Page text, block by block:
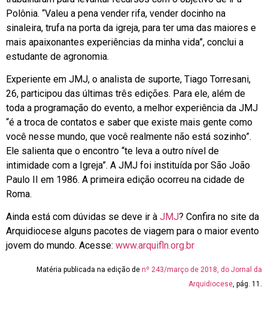
Polônia. “Valeu a pena vender rifa, vender docinho na
sinaleira, trufa na porta da igreja, para ter uma das maiores e
mais apaixonantes experiências da minha vida”, conclui a
estudante de agronomia.
Experiente em JMJ, o analista de suporte, Tiago Torresani,
26, participou das últimas três edições. Para ele, além de
toda a programação do evento, a melhor experiência da JMJ
“é a troca de contatos e saber que existe mais gente como
você nesse mundo, que você realmente não está sozinho”.
Ele salienta que o encontro “te leva a outro nível de
intimidade com a Igreja”. A JMJ foi instituída por São João
Paulo II em 1986. A primeira edição ocorreu na cidade de
Roma.
Ainda está com dúvidas se deve ir à JMJ? Confira no site da
Arquidiocese alguns pacotes de viagem para o maior evento
jovem do mundo. Acesse: www.arquifln.org.br
Matéria publicada na edição de nº 243/março de 2018, do Jornal da
Arquidiocese , pág. 11.